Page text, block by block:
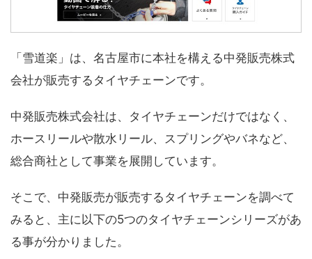
「雪道楽」は、名古屋市に本社を構える中発販売株式
会社が販売するタイヤチェーンです。
中発販売株式会社は、タイヤチェーンだけではなく、
ホースリールや散水リール、スプリングやバネなど、
総合商社として事業を展開しています。
そこで、中発販売が販売するタイヤチェーンを調べて
みると、主に以下の5つのタイヤチェーンシリーズがあ
る事が分かりました。